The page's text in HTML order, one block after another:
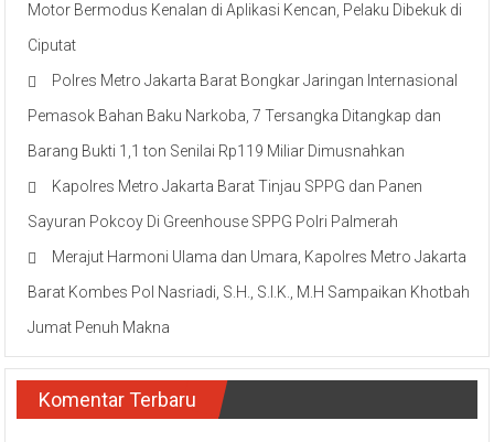
Motor Bermodus Kenalan di Aplikasi Kencan, Pelaku Dibekuk di
Ciputat
Polres Metro Jakarta Barat Bongkar Jaringan Internasional
Pemasok Bahan Baku Narkoba, 7 Tersangka Ditangkap dan
Barang Bukti 1,1 ton Senilai Rp119 Miliar Dimusnahkan
Kapolres Metro Jakarta Barat Tinjau SPPG dan Panen
Sayuran Pokcoy Di Greenhouse SPPG Polri Palmerah
Merajut Harmoni Ulama dan Umara, Kapolres Metro Jakarta
Barat Kombes Pol Nasriadi, S.H., S.I.K., M.H Sampaikan Khotbah
Jumat Penuh Makna
Komentar Terbaru